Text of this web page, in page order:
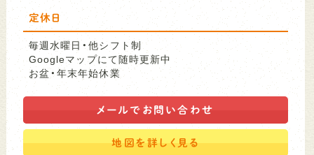
定休日
毎週水曜日・他シフト制
Googleマップにて随時更新中
お盆・年末年始休業
メールで お問い合わせ
地図を詳しく見る